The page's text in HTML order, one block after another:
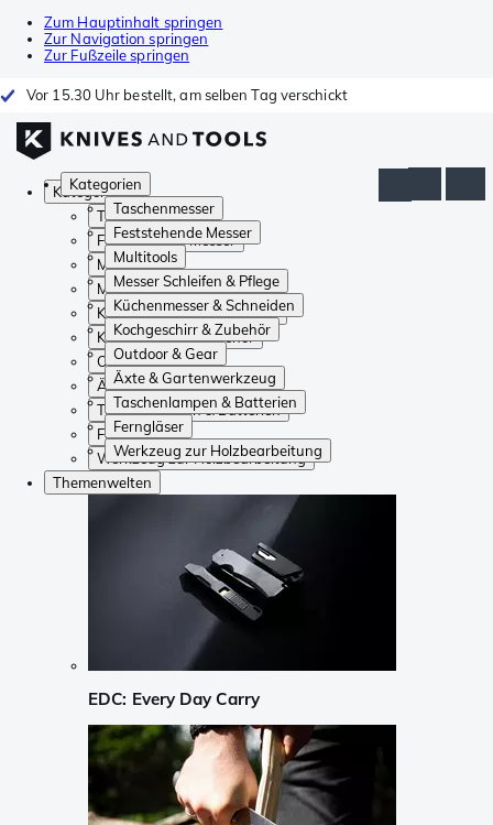
Zum Hauptinhalt springen
Zur Navigation springen
Zur Fußzeile springen
Vor 15.30 Uhr bestellt, am selben Tag verschickt
Kategorien
Taschenmesser
Feststehende Messer
Multitools
Messer Schleifen & Pflege
Küchenmesser & Schneiden
Kochgeschirr & Zubehör
Outdoor & Gear
Äxte & Gartenwerkzeug
Taschenlampen & Batterien
Ferngläser
Werkzeug zur Holzbearbeitung
Kategorien
Taschenmesser
Feststehende Messer
Multitools
Messer Schleifen & Pflege
Küchenmesser & Schneiden
Kochgeschirr & Zubehör
Outdoor & Gear
Äxte & Gartenwerkzeug
Taschenlampen & Batterien
Ferngläser
Werkzeug zur Holzbearbeitung
Themenwelten
EDC: Every Day Carry